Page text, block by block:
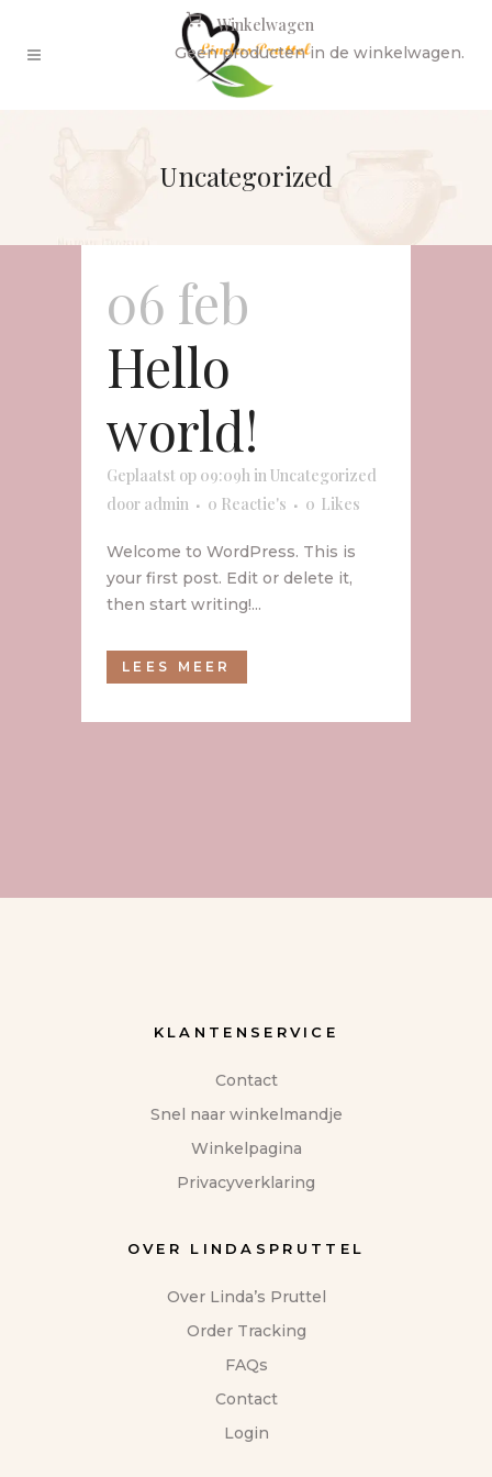
Winkelwagen
Geen producten in de winkelwagen.
Uncategorized
06 feb
Hello
world!
Geplaatst op 09:09h in Uncategorized
door admin 0 Reactie's 0 Likes
Welcome to WordPress. This is
your first post. Edit or delete it,
then start writing!...
LEES MEER
KLANTENSERVICE
Contact
Snel naar winkelmandje
Winkelpagina
Privacyverklaring
OVER LINDASPRUTTEL
Over Linda’s Pruttel
Order Tracking
FAQs
Contact
Login